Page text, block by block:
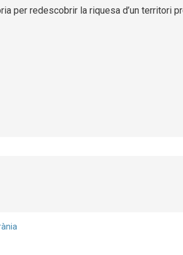
per redescobrir la riquesa d’un territori